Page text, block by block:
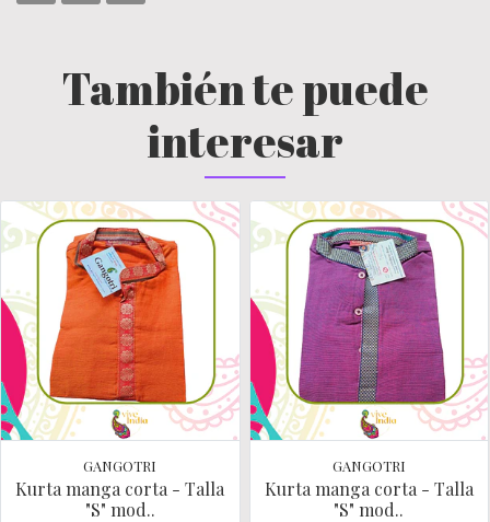
También te puede
interesar
GANGOTRI
Kurta manga corta - Talla
"S" mod..
GANGOTRI
Kurta manga corta - Talla
"S" mod..